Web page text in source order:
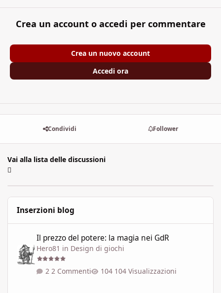
Crea un account o accedi per commentare
Crea un nuovo account
Accedi ora
Condividi Follower
Vai alla lista delle discussioni
Inserzioni blog
Il prezzo del potere: la magia nei GdR
Hero81 in Design di giochi
2 Commenti 104 Visualizzazioni